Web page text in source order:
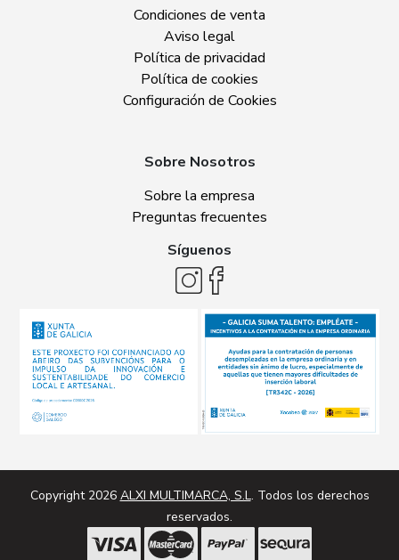
Condiciones de venta
Aviso legal
Política de privacidad
Política de cookies
Configuración de Cookies
Sobre Nosotros
Sobre la empresa
Preguntas frecuentes
Síguenos
Copyright 2026 ALXI MULTIMARCA, S.L. Todos los derechos
reservados.